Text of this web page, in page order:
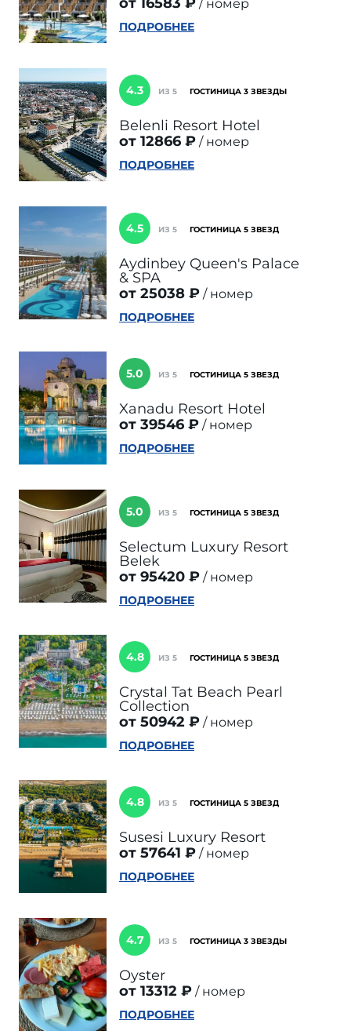
номер
ПОДРОБНЕЕ
4.3 ИЗ 5 ГОСТИНИЦА 3 ЗВЕЗДЫ
Belenli Resort Hotel
от 12866 ₽
номер
ПОДРОБНЕЕ
4.5 ИЗ 5 ГОСТИНИЦА 5 ЗВЕЗД
Aydinbey Queen's Palace
& SPA
от 25038 ₽
номер
ПОДРОБНЕЕ
5.0 ИЗ 5 ГОСТИНИЦА 5 ЗВЕЗД
Xanadu Resort Hotel
от 39546 ₽
номер
ПОДРОБНЕЕ
5.0 ИЗ 5 ГОСТИНИЦА 5 ЗВЕЗД
Selectum Luxury Resort
Belek
от 95420 ₽
номер
ПОДРОБНЕЕ
4.8 ИЗ 5 ГОСТИНИЦА 5 ЗВЕЗД
Crystal Tat Beach Pearl
Collection
от 50942 ₽
номер
ПОДРОБНЕЕ
4.8 ИЗ 5 ГОСТИНИЦА 5 ЗВЕЗД
Susesi Luxury Resort
от 57641 ₽
номер
ПОДРОБНЕЕ
4.7 ИЗ 5 ГОСТИНИЦА 3 ЗВЕЗДЫ
Oyster
от 13312 ₽
номер
ПОДРОБНЕЕ